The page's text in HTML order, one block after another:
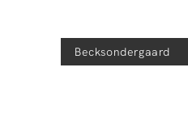
Becksondergaard